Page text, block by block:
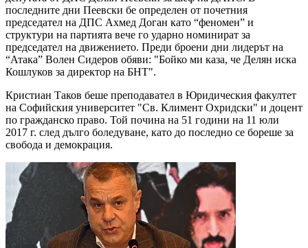
последните дни Пеевски бе определен от почетния
председател на ДПС Ахмед Доган като “феномен” и
структури на партията вече го ударно номинират за
председател на движението. Преди броени дни лидерът на
“Атака” Волен Сидеров обяви: "Бойко ми каза, че Делян иска
Кошлуков за директор на БНТ".
Кристиан Таков беше преподавател в Юридическия факултет
на Софийския университет "Св. Климент Охридски" и доцент
по гражданско право. Той почина на 51 години на 11 юли
2017 г. след дълго боледуване, като до последно се бореше за
свобода и демокрация.